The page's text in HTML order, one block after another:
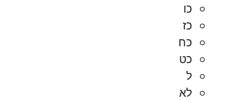
כו
כז
כח
כט
ל
לא